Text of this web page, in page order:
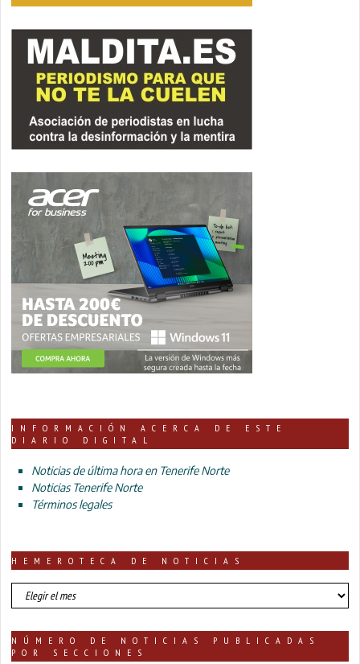
INFORMACIÓN ACERCA DE ESTE
DIARIO DIGITAL
Noticias de última hora en Tenerife Norte
Noticias Tenerife Norte
Términos legales
HEMEROTECA DE NOTICIAS
HEMEROTECA
DE
NÚMERO DE NOTICIAS PUBLICADAS
POR SECCIONES